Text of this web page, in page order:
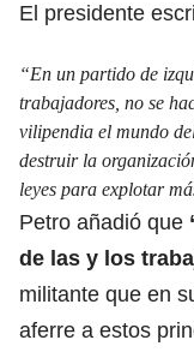
El presidente
“En un partido de
trabajadores, no se
vilipendia el mundo
destruir la
leyes para explotar
Petro añadió que
de las y los
militante que en
aferre a estos